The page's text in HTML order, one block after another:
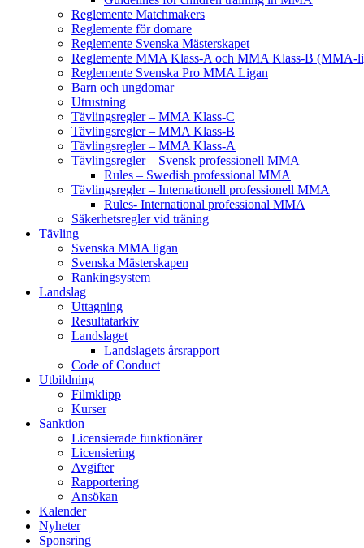
Reglemente Matchmakers
Reglemente för domare
Reglemente Svenska Mästerskapet
Reglemente MMA Klass-A och MMA Klass-B (MMA-
Reglemente Svenska Pro MMA Ligan
Barn och ungdomar
Utrustning
Tävlingsregler – MMA Klass-C
Tävlingsregler – MMA Klass-B
Tävlingsregler – MMA Klass-A
Tävlingsregler – Svensk professionell MMA
Rules – Swedish professional MMA
Tävlingsregler – Internationell professionell MMA
Rules- International professional MMA
Säkerhetsregler vid träning
Tävling
Svenska MMA ligan
Svenska Mästerskapen
Rankingsystem
Landslag
Uttagning
Resultatarkiv
Landslaget
Landslagets årsrapport
Code of Conduct
Utbildning
Filmklipp
Kurser
Sanktion
Licensierade funktionärer
Licensiering
Avgifter
Rapportering
Ansökan
Kalender
Nyheter
Sponsring